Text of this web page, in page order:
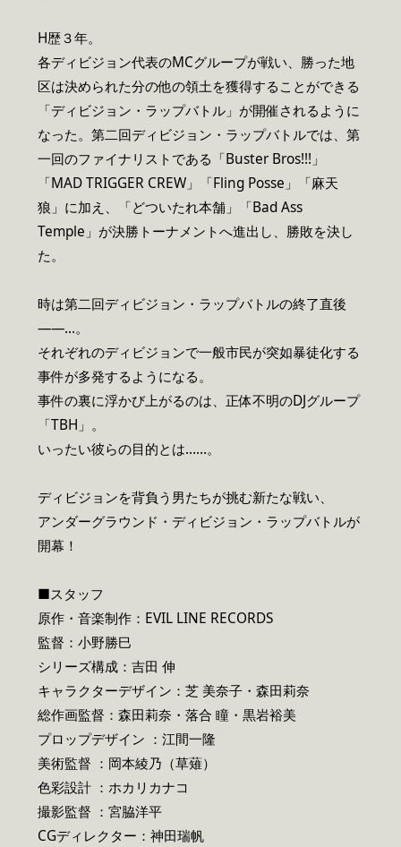
H歴３年。
各ディビジョン代表のMCグループが戦い、勝った地
区は決められた分の他の領土を獲得することができる
「ディビジョン・ラップバトル」が開催されるように
なった。第二回ディビジョン・ラップバトルでは、第
一回のファイナリストである「Buster Bros!!!」
「MAD TRIGGER CREW」「Fling Posse」「麻天
狼」に加え、「どついたれ本舗」「Bad Ass
Temple」が決勝トーナメントへ進出し、勝敗を決し
た。
時は第二回ディビジョン・ラップバトルの終了直後
――…。
それぞれのディビジョンで一般市民が突如暴徒化する
事件が多発するようになる。
事件の裏に浮かび上がるのは、正体不明のDJグループ
「TBH」。
いったい彼らの目的とは……。
ディビジョンを背負う男たちが挑む新たな戦い、
アンダーグラウンド・ディビジョン・ラップバトルが
開幕！
■スタッフ
原作・音楽制作：EVIL LINE RECORDS
監督：小野勝巳
シリーズ構成：吉田 伸
キャラクターデザイン：芝 美奈子・森田莉奈
総作画監督：森田莉奈・落合 瞳・黒岩裕美
プロップデザイン ：江間一隆
美術監督 ：岡本綾乃（草薙）
色彩設計 ：ホカリカナコ
撮影監督 ：宮脇洋平
CGディレクター：神田瑞帆